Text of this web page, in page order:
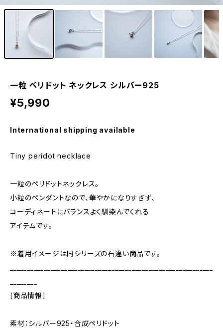
一粒 ペリドット ネックレス シルバー925
¥5,990
International shipping available
Tiny peridot necklace
一粒のペリドットネックレス。
小粒のペンダントなので、華やかになりすぎず、
コーディネートにバランスよく馴染んでくれる
アイテムです。
※着用イメージは同シリーズの石違い商品です。
[商品情報]
素材：シルバー925・合成ペリドット